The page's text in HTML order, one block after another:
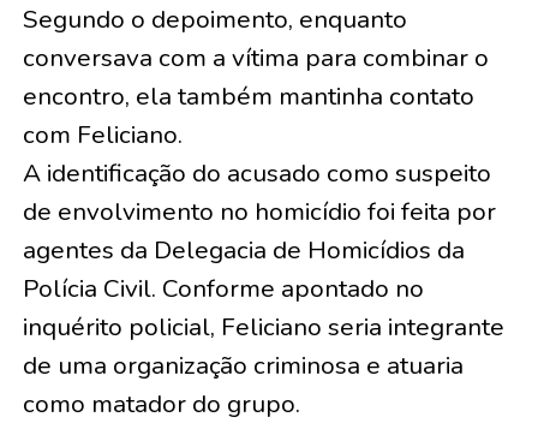
Segundo o depoimento, enquanto
conversava com a vítima para combinar o
encontro, ela também mantinha contato
com Feliciano.
A identificação do acusado como suspeito
de envolvimento no homicídio foi feita por
agentes da Delegacia de Homicídios da
Polícia Civil. Conforme apontado no
inquérito policial, Feliciano seria integrante
de uma organização criminosa e atuaria
como matador do grupo.